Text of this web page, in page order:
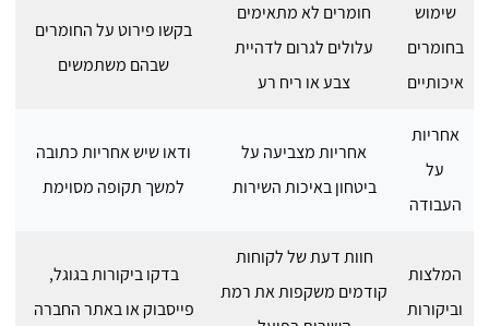
שימוש
בחומרים
איכותיים
חומרים לא מתאימים
עלולים לגרום לדהיית
צבע או ריח רע
בקשו פירוט על החומרים
שבהם משתמשים
אחריות
על
העבודה
אחריות מצביעה על
ביטחון באיכות השירות
ודאו שיש אחריות כתובה
למשך תקופה מסוימת
המלצות
וביקורות
חוות דעת של לקוחות
קודמים משקפות את רמת
בדקו ביקורות בגוגל,
פייסבוק או באתר החברה